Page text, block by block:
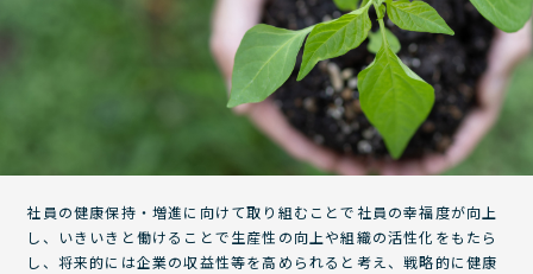
社員の健康保持・増進に向けて取り組むことで社員の幸福度が向上
し、いきいきと働けることで生産性の向上や組織の活性化をもたら
し、将来的には企業の収益性等を高められると考え、戦略的に健康